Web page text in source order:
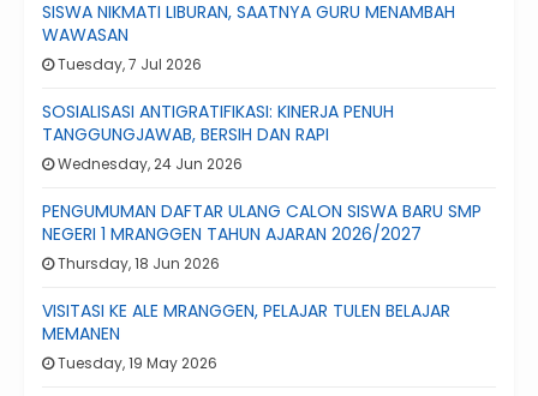
SISWA NIKMATI LIBURAN, SAATNYA GURU MENAMBAH
WAWASAN
Tuesday, 7 Jul 2026
SOSIALISASI ANTIGRATIFIKASI: KINERJA PENUH
TANGGUNGJAWAB, BERSIH DAN RAPI
Wednesday, 24 Jun 2026
PENGUMUMAN DAFTAR ULANG CALON SISWA BARU SMP
NEGERI 1 MRANGGEN TAHUN AJARAN 2026/2027
Thursday, 18 Jun 2026
VISITASI KE ALE MRANGGEN, PELAJAR TULEN BELAJAR
MEMANEN
Tuesday, 19 May 2026